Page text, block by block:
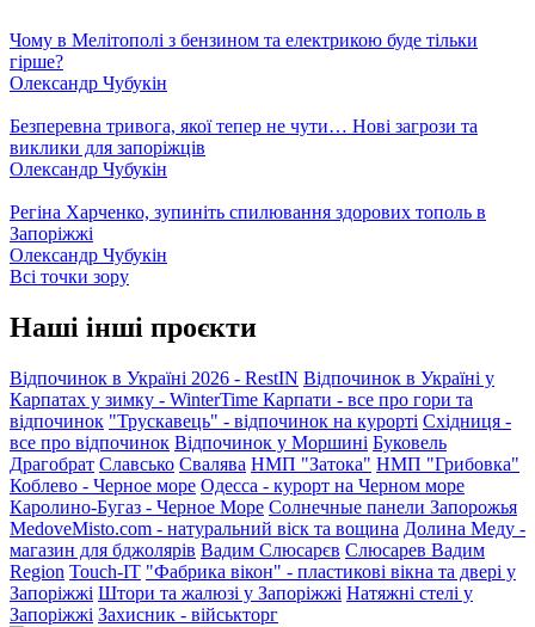
Чому в Мелітополі з бензином та електрикою буде тільки
гірше?
Олександр Чубукін
Безперевна тривога, якої тепер не чути… Нові загрози та
виклики для запоріжців
Олександр Чубукін
Регіна Харченко, зупиніть спилювання здорових тополь в
Запоріжжі
Олександр Чубукін
Всі точки зору
Наші інші проєкти
Відпочинок в Україні 2026 - RestIN Відпочинок в Україні у
Карпатах у зимку - WinterTime Карпати - все про гори та
відпочинок "Трускавець" - відпочинок на курорті Східниця -
все про відпочинок Відпочинок у Моршині Буковель
Драгобрат Славсько Свалява НМП "Затока" НМП "Грибовка"
Коблево - Черное море Одесса - курорт на Черном море
Каролино-Бугаз - Черное Море Солнечные панели Запорожья
MedoveMisto.com - натуральний віск та вощина Долина Меду -
магазин для бджолярів Вадим Слюсарєв Слюсарев Вадим
Region Touch-IT "Фабрика вікон" - пластикові вікна та двері у
Запоріжжі Штори та жалюзі у Запоріжжі Натяжні стелі у
Запоріжжі Захисник - військторг